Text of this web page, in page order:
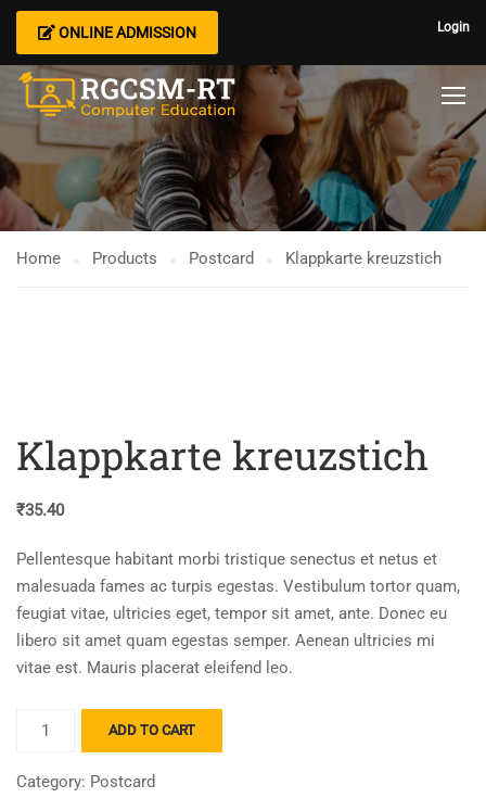
Login
ONLINE ADMISSION
Home Products Postcard Klappkarte kreuzstich
Klappkarte kreuzstich
₹35.40
Pellentesque habitant morbi tristique senectus et netus et
malesuada fames ac turpis egestas. Vestibulum tortor quam,
feugiat vitae, ultricies eget, tempor sit amet, ante. Donec eu
libero sit amet quam egestas semper. Aenean ultricies mi
vitae est. Mauris placerat eleifend leo.
Klappkarte
kreuzstich
quantity
ADD TO CART
Category: Postcard